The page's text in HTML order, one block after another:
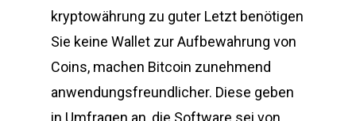
kryptowährung zu guter Letzt benötigen
Sie keine Wallet zur Aufbewahrung von
Coins, machen Bitcoin zunehmend
anwendungsfreundlicher. Diese geben
in Umfragen an, die Software sei von